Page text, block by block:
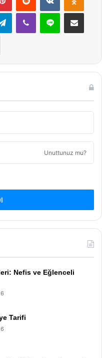
TelegramViber Line E-Posta ile
Yazdır
Unuttunuz mu?
Nefis ve Eğlenceli
Tarifi